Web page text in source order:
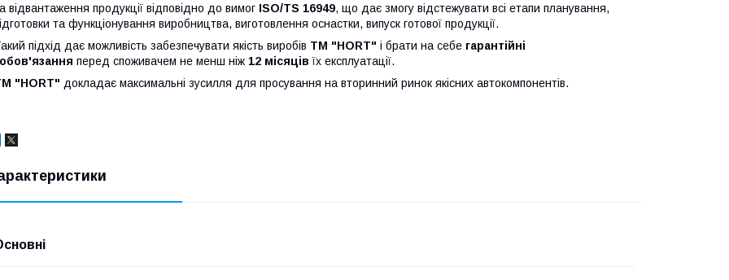
відвантаження продукції відповідно до вимог ISO/TS 16949, що дає змогу відстежувати всі етапи планування,
та функціонування виробництва, виготовлення оснастки, випуск готової продукції.
підхід дає можливість забезпечувати якість виробів TM "HORT" і брати на себе гарантійні
перед споживачем не менш ніж 12 місяцівїх експлуатації.
"HORT" докладає максимальні зусилля для просування на вторинний ринок якісних автокомпонентів.